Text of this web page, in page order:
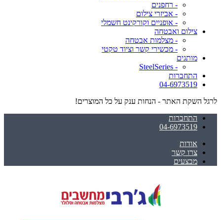
- רחפנים
- אביזרי צילום
- אופניים וקורקינט חשמלי
צילום ואבטחה
- מצלמות אבטחה
- מכשירי קשר וציוד טקטי
מותגים
- SteelSeries
התחברות
04-6973519
לרגל השקת האתר - הנחות ענק על כל המוצרים!
התחברות
04-6973519
אודות
צרו קשר
מבצעים